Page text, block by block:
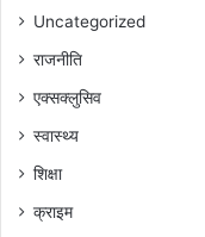
Uncategorized
राजनीति
एक्सक्लुसिव
स्वास्थ्य
शिक्षा
क्राइम